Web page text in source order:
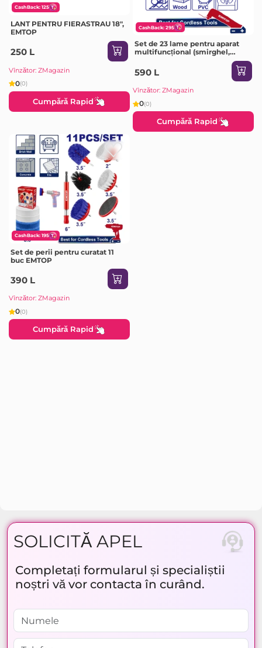
CashBack: 125
LANT PENTRU FIERASTRAU 18",
EMTOP
250 L
Vînzător: ZMagazin
0(0)
Cumpără Rapid
CashBack: 295
Set de 23 lame pentru aparat
multifuncțional (smirghel,
lame, panze, raclete), EMTOP
590 L
Vînzător: ZMagazin
0(0)
Cumpără Rapid
CashBack: 195
Set de perii pentru curatat 11
buc EMTOP
390 L
Vînzător: ZMagazin
0(0)
Cumpără Rapid
SOLICITĂ APEL
Completați formularul și specialiștii
noștri vă vor contacta în curând.